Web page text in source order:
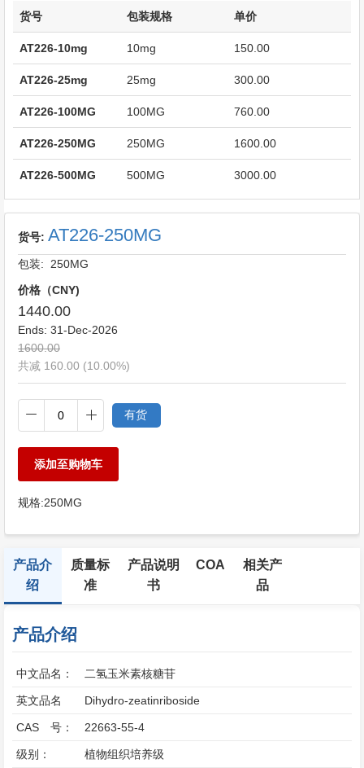
货号 包装规格 单价
AT226-10mg 10mg 150.00
AT226-25mg 25mg 300.00
AT226-100MG 100MG 760.00
AT226-250MG 250MG 1600.00
AT226-500MG 500MG 3000.00
货号: AT226-250MG
包装: 250MG
价格（CNY)
1440.00
Ends: 31-Dec-2026
1600.00
共减 160.00 (10.00%)
有货
添加至购物车
规格:250MG
产品介
绍
质量标
准
产品说明
书
COA
相关产
品
产品介绍
中文品名： 二氢玉米素核糖苷
英文品名 Dihydro-zeatinriboside
CAS 号： 22663-55-4
级别： 植物组织培养级